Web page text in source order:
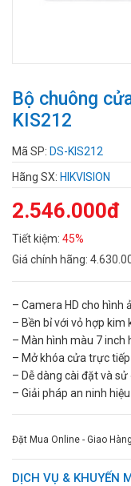
Bộ chuông
KIS212
Mã SP: DS-KIS212
Hãng SX: HIKVISION
2.546.000đ
Tiết kiệm: 45%
Giá chính hãng:
– Camera HD cho hình
– Bền bỉ với vỏ hợp kim
– Màn hình màu 7 inch
– Mở khóa cửa trực
– Dễ dàng cài đặt và sử
– Giải pháp an ninh
Đặt Mua Online - Giao
DỊCH VỤ & KHUYẾN